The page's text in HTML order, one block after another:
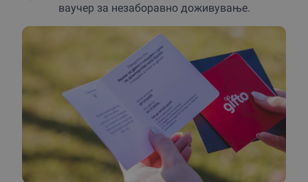
Професионална шминка – за дневни, вечерни или
невестински пригоди.
Депилација за мажи и жени
– третмани за цело
тело, лице или специфични зони.
Доживувањето трае во зависност од избраниот
третман, но чувството на задоволство од новиот
изглед ќе те придружува долго време по напуштањето
на студиото.
Не дозволувај рутината да го диктира твојот изглед –
преземи контрола и изрази ја својата уникатност.
ваучер за незаборавно доживување.